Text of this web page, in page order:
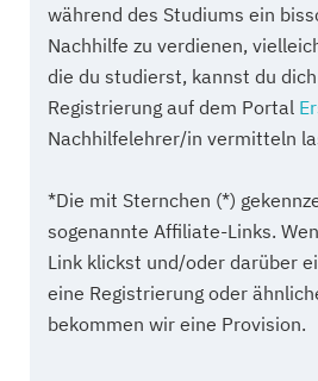
während des Studiums ein
Nachhilfe zu verdienen,
die du studierst, kannst du
Registrierung auf dem Portal
Nachhilfelehrer/in vermitteln
*Die mit Sternchen (*)
sogenannte Affiliate-Links.
Link klickst und/oder darüber
eine Registrierung oder
bekommen wir eine Provision.